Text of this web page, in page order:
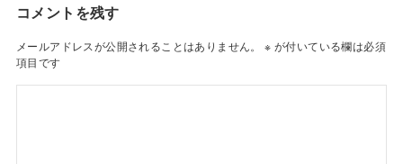
コメントを残す
メールアドレスが公開されることはありません。 ※ が付いている欄は必須
項目です